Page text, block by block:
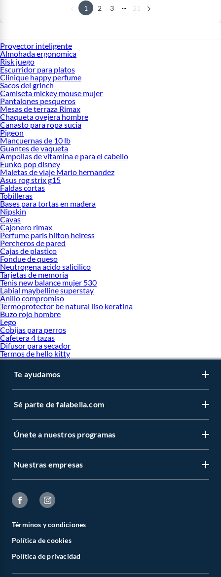
1 2 3 ... 21
Proyector inteligente
Almohada ergonomica
Risk juego
Escurridor para platos
Clinique happy perfume
Sacos del grinch
Camiseta mickey mouse mujer
Pantalones pesqueros
Mesas de terraza Rimax
Chaqueta ovejera hombre
Canasto para ropa sucia
Pigeon
Mancuernas de 10 lb
Guantes de vaqueta
Ampollas de vitamina e para el cabello
Funko pop disney
Maletas de viaje Mario hernandez
Asus rog strix g15
Faldas cortas
Tobilleras
Bases para tortas en madera
Nipskin
Cavas
Cajonero rimax
Perfume paris hilton heiress
Percheros de pared
Cajas de plastico
Fondue de queso
Neutrogena acido salicilico
Tarjetas de memoria
Tenis new balance mujer 530
Labial maybelline superstay
Anillo compromiso
Termoprotector be natural liso keratina
Buzo rojo hombre
Lego
Cobijas para perros
Cafetera 4 tazas
Difusor para secador
Termos de hello kitty
Te ayudamos
Sé parte de falabella.com
Únete a nuestros programas
Nuestras empresas
Términos y condiciones
Política de cookies
Política de privacidad